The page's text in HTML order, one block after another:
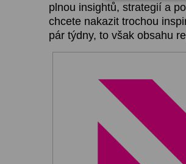
plnou insightů, strategií a
chcete nakazit trochou
pár týdny, to však obsahu